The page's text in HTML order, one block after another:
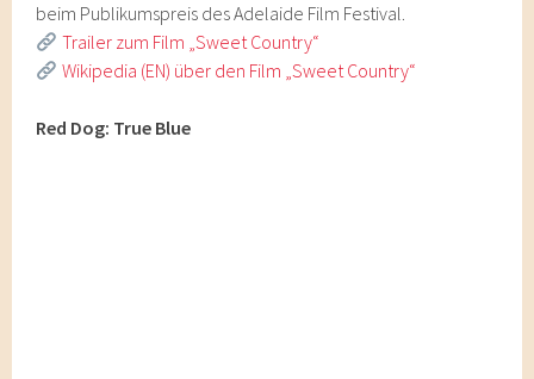
beim Publikumspreis des Adelaide Film Festival.
Trailer zum Film „Sweet Country“
Wikipedia (EN) über den Film „Sweet Country“
Red Dog: True Blue